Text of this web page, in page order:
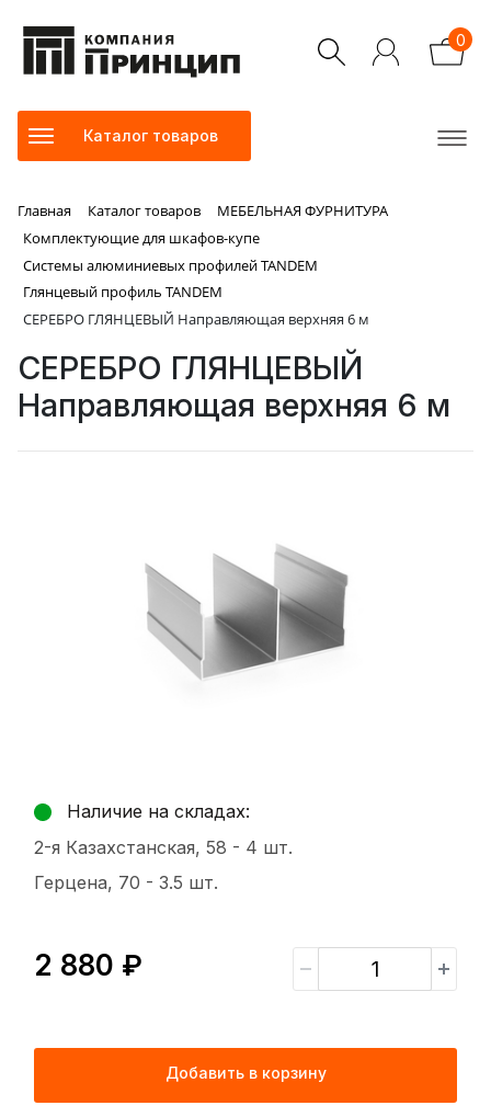
0
Каталог товаров
Главная Каталог товаров
МЕБЕЛЬНАЯ ФУРНИТУРА
Комплектующие для шкафов-купе
Системы алюминиевых профилей TANDEM
Глянцевый профиль TANDEM
СЕРЕБРО ГЛЯНЦЕВЫЙ Направляющая верхняя 6 м
СЕРЕБРО ГЛЯНЦЕВЫЙ
Направляющая верхняя 6 м
Наличие на складах:
2-я Казахстанская, 58 - 4 шт.
Герцена, 70 - 3.5 шт.
2 880 ₽
Добавить в корзину